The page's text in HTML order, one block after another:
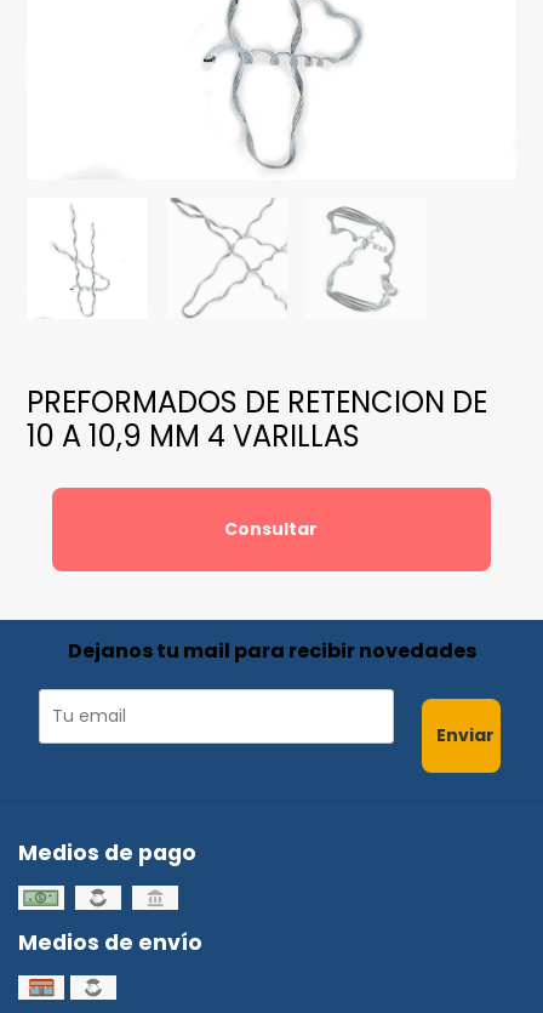
PREFORMADOS DE RETENCION DE
10 A 10,9 MM 4 VARILLAS
Consultar
Dejanos tu mail para recibir novedades
Enviar
Medios de pago
Medios de envío